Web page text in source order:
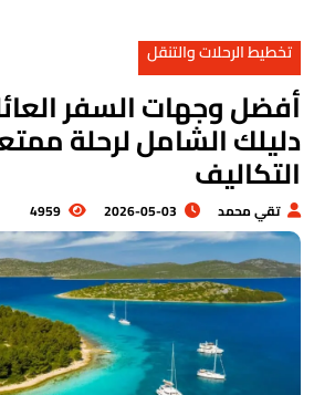
تخطيط الرحلات والتنقل
وجهات السفر
الشامل لرحلة
تقي محمد 2026-05-03
4959